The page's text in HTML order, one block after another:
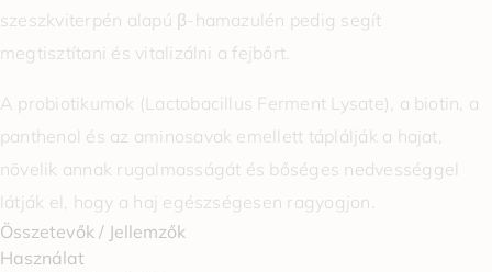
szeszkviterpén alapú β-hamazulén pedig segít
megtisztítani és vitalizálni a fejbőrt.
A probiotikumok (Lactobacillus Ferment Lysate), a biotin, a
panthenol és az aminosavak emellett táplálják a hajat,
növelik annak rugalmasságát és bőséges nedvességgel
látják el, hogy a haj egészségesen ragyogjon.
Összetevők / Jellemzők
Használat